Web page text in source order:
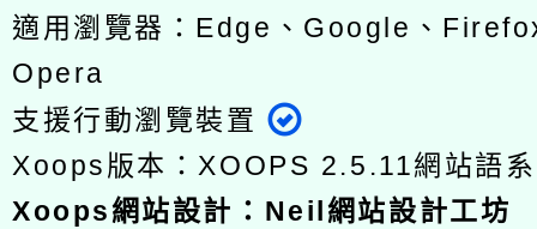
適用瀏覽器：Edge、Google、
Opera
支援行動瀏覽裝置
Xoops版本： XOOPS 2.5.11網站語
Xoops網站設計 ： Neil網站設計工坊